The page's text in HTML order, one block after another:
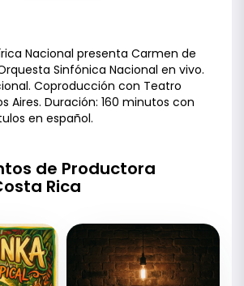
Nacional presenta Carmen de
Sinfónica Nacional en vivo.
Coproducción con Teatro
Aires. Duración: 160 minutos con
en español.
de Productora
Rica